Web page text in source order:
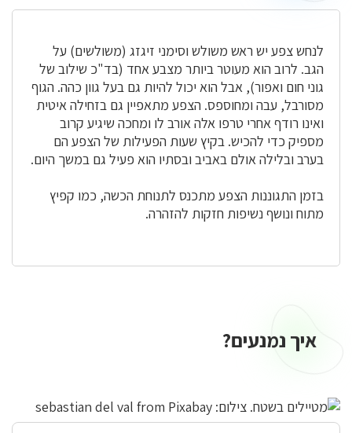
הגעתם
לנחש צפע יש ראש משולש וסימני זיגזג (משולשים) על
הגב. לרוב הוא מעוטר ביותר מצבע אחד (בד"כ שילוב של
גוני חום ואפור), אבל הוא יכול להיות גם בעל גוון כהה. הגוף
מסורבל, עבה ומחוספס. הצפע מתאפיין גם בזחילה איטית
ואינו רודף אחרי טרפו אלה אורב לו ומחכה שיגיע קרוב
מספיק כדי להכיש. בקיץ שעות הפעילות של הצפע הם
בערב ובלילה אולם באביב ובסתיו הוא פעיל גם במשך היום.
בזמן התגוננות הצפע מתכנס לתנוחת הכשה, כמו קפיץ
מתוח ונושף נשיפות חזקות להזהרה.
נמנעים?
איך נמנעים?